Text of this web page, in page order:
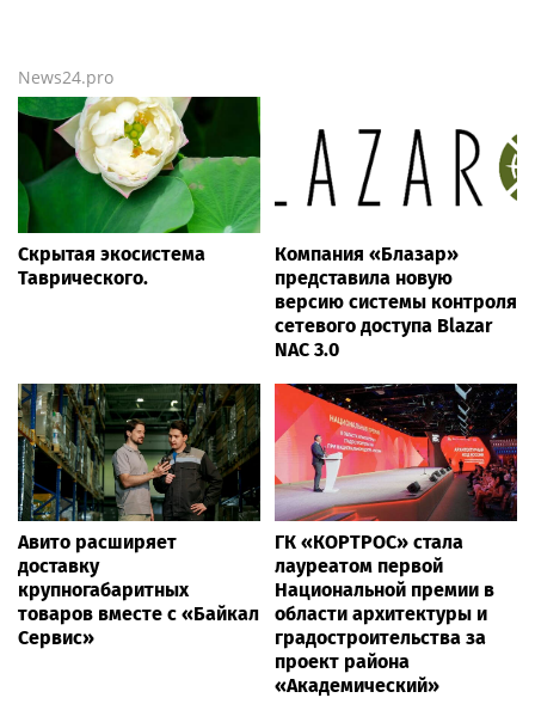
News24.pro
Скрытая экосистема
Таврического.
Компания «Блазар»
представила новую
версию системы контроля
сетевого доступа Blazar
NAC 3.0
Авито расширяет
доставку
крупногабаритных
товаров вместе с «Байкал
Сервис»
ГК «КОРТРОС» стала
лауреатом первой
Национальной премии в
области архитектуры и
градостроительства за
проект района
«Академический»